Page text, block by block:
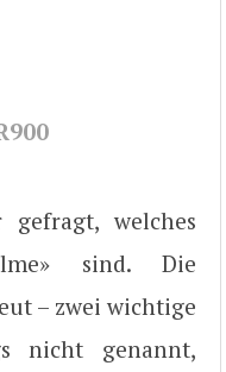
welches
sind. Die
– zwei wichtige
nicht genannt,